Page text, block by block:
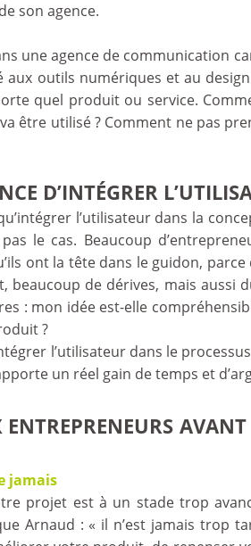
son agence.
une agence de communication
aux outils numériques et au
quel produit ou service.
être utilisé ? Comment ne pas
D’INTÉGRER
l’utilisateur dans la
le cas. Beaucoup
ont la tête dans le guidon,
beaucoup de dérives, mais aussi
: mon idée est-elle
?
l’utilisateur dans le
un réel gain de temps et
jamais
projet est à un stade trop
Arnaud : « il n’est jamais trop